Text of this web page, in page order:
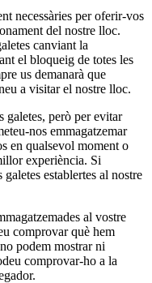
necessàries per oferir-vos
del nostre lloc.
canviant la
el bloqueig de totes les
us demanarà que
a visitar el nostre lloc.
galetes, però per evitar
nos emmagatzemar
en qualsevol moment o
experiència. Si
establertes al nostre
al vostre
comprovar què hem
podem mostrar ni
comprovar-ho a la